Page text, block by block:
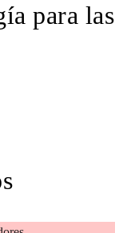
para las